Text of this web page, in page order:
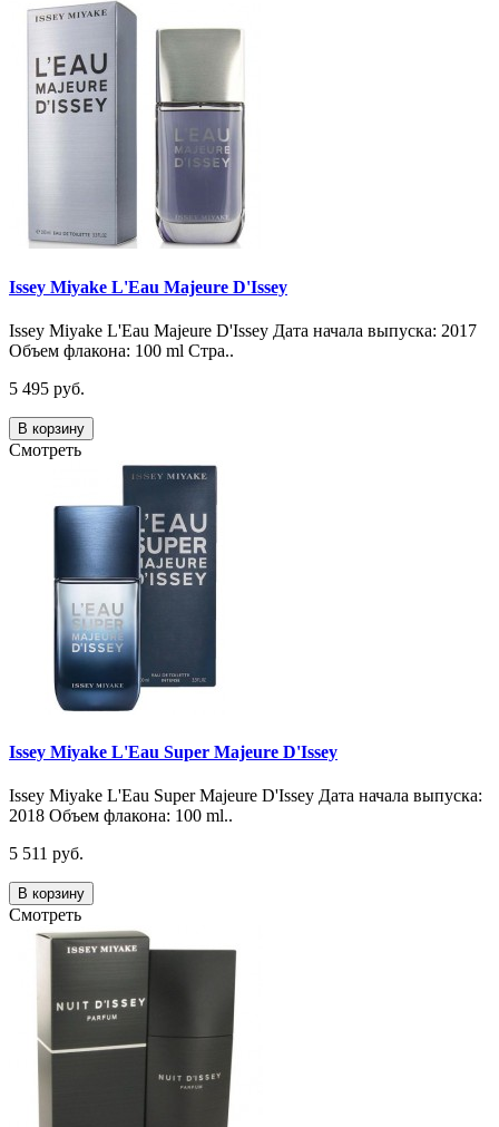
Issey Miyake L'Eau Majeure D'Issey
Issey Miyake L'Eau Majeure D'Issey Дата начала выпуска: 2017
Объем флакона: 100 ml Стра..
5 495 руб.
В корзину
Смотреть
Issey Miyake L'Eau Super Majeure D'Issey
Issey Miyake L'Eau Super Majeure D'Issey Дата начала выпуска:
2018 Объем флакона: 100 ml..
5 511 руб.
В корзину
Смотреть